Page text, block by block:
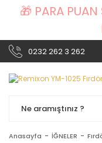
🎁 PARA
0232 262 3 262
Anasayfa İĞNELER